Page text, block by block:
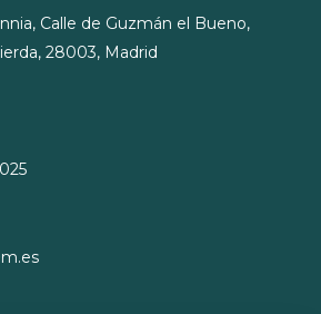
Calle de Guzmán el Bueno,
28003, Madrid